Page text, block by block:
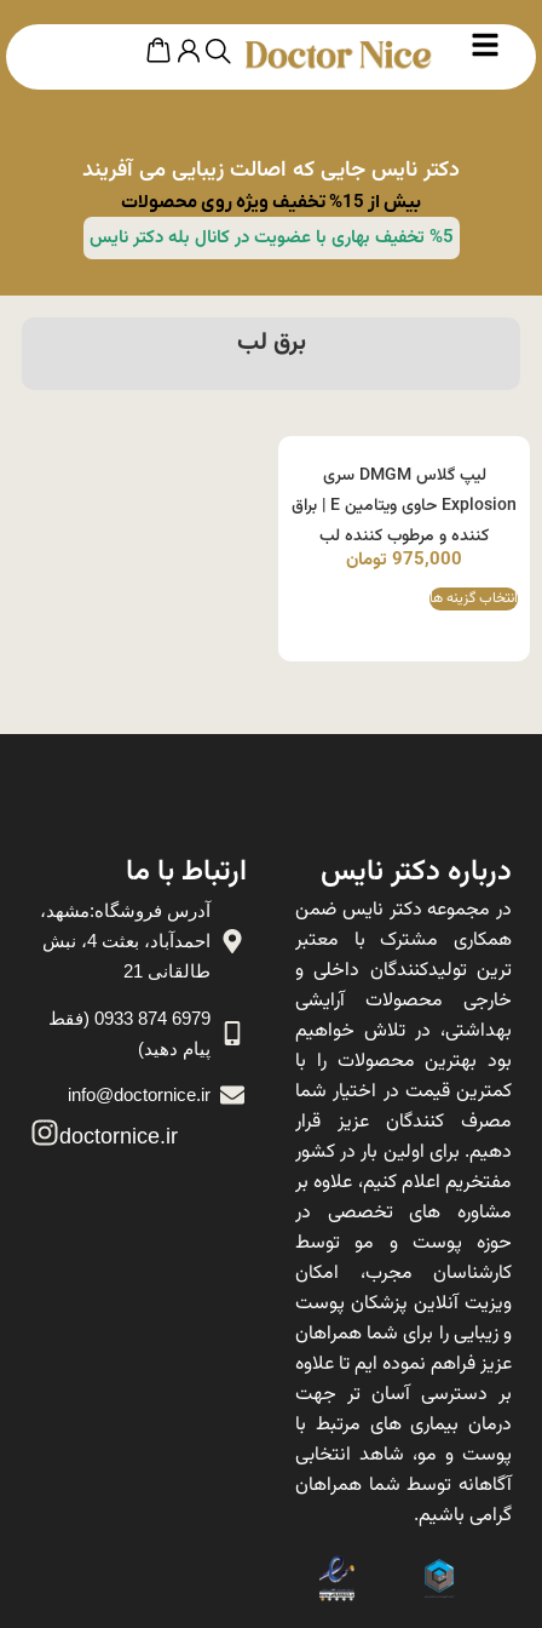
دکتر نایس جایی که اصالت زیبایی می آفریند
بیش از 15% تخفیف ویژه روی محصولات
%5 تخفیف بهاری با عضویت در کانال بله دکتر نایس
برق لب
لیپ گلاس DMGM سری
Explosion حاوی ویتامین E | براق
کننده و مرطوب کننده لب
975,000 تومان
انتخاب گزینه ها
درباره دکتر نایس
در مجموعه دکتر نایس ضمن
همکاری مشترک با معتبر
ترین تولیدکنندگان داخلی و
خارجی محصولات آرایشی
بهداشتی، در تلاش خواهیم
بود بهترین محصولات را با
کمترین قیمت در اختیار شما
مصرف کنندگان عزیز قرار
دهیم. برای اولین بار در کشور
مفتخریم اعلام کنیم، علاوه بر
مشاوره های تخصصی در
حوزه پوست و مو توسط
کارشناسان مجرب، امکان
ویزیت آنلاین پزشکان پوست
و زیبایی را برای شما همراهان
عزیز فراهم نموده ایم تا علاوه
بر دسترسی آسان تر جهت
درمان بیماری های مرتبط با
پوست و مو، شاهد انتخابی
آگاهانه توسط شما همراهان
گرامی باشیم.
ارتباط با ما
آدرس فروشگاه:مشهد،
احمدآباد، بعثت 4، نبش
طالقانی 21
6979 874 0933 (فقط
پیام دهید)
info@doctornice.ir
doctornice.ir